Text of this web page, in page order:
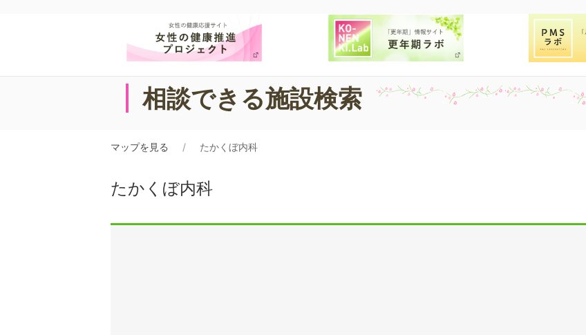
相談できる施設検索
マップを見る たかくぼ内科
たかくぼ内科